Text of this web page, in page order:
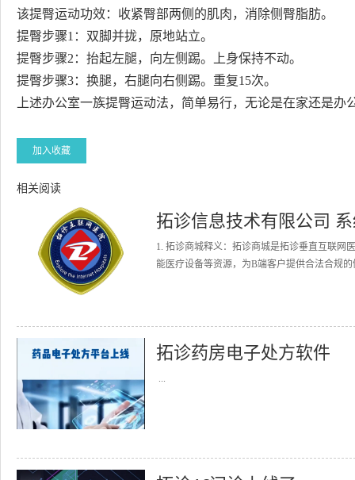
该提臀运动功效：收紧臀部两侧的肌肉，消除侧臀脂肪。
提臀步骤1：双脚并拢，原地站立。
提臀步骤2：抬起左腿，向左侧踢。上身保持不动。
提臀步骤3：换腿，右腿向右侧踢。重复15次。
上述办公室一族提臀运动法，简单易行，无论是在家还是
加入收藏
相关阅读
拓诊信息技术有限公司
1. 拓诊商城释义：拓诊商城是拓诊垂直互联网
能医疗设备等资源，为B端客户提供合法合规
拓诊药房电子处方软件
...